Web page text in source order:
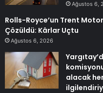
Ağustos 6,
Rolls-Royce’un Trent
Çözüldü: Kârlar Uçtu
Ağustos 6, 2026
alacak